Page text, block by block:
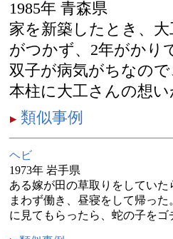
1985年 青森県
家を新築したとき、
がつかず、2年がかり
双子が病気がちなの
本柱に大工さんの想
類似事例
ヘビ
1973年 岩手県
ある嫁が田の草取りをしてい
まわず働き、昼寝をして帰っ
に見てもらったら、蛇の子を